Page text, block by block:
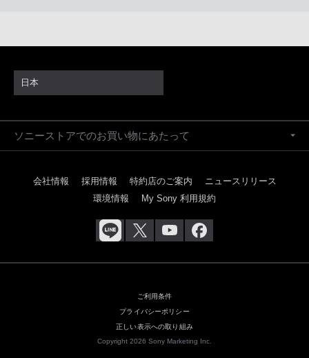
日本
ソニーストアでのお買い物にあたって
会社情報 採用情報 特約店のご案内
ニュースリリース
環境情報
My Sony 利用規約
ご利用条件
プライバシーポリシー
正しい表示への取り組み
Copyright 2026 Sony Marketing Inc.